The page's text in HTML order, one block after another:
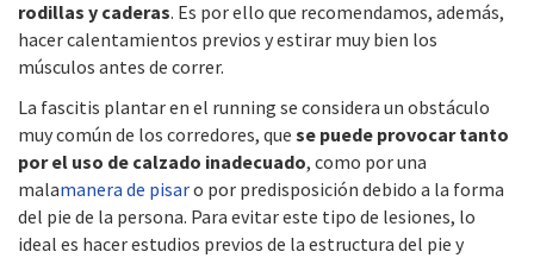
rodillas y caderas. Es por ello que recomendamos, además,
hacer calentamientos previos y estirar muy bien los
músculos antes de correr.
La fascitis plantar en el running se considera un obstáculo
muy común de los corredores, que se puede provocar tanto
por el uso de calzado inadecuado, como por una
malamanera de pisaro por predisposición debido a la forma
del pie de la persona. Para evitar este tipo de lesiones, lo
ideal es hacer estudios previos de la estructura del pie y